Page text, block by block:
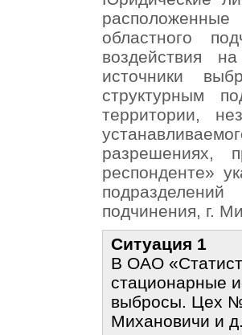
областного
воздействия
источники
структурным
территории,
респонденте»
подчинения, г.
Ситуация 1
В ОАО
стационарные
выбросы. Цех
Михановичи и